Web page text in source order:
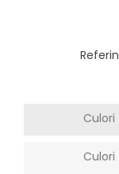
Culori
Culori